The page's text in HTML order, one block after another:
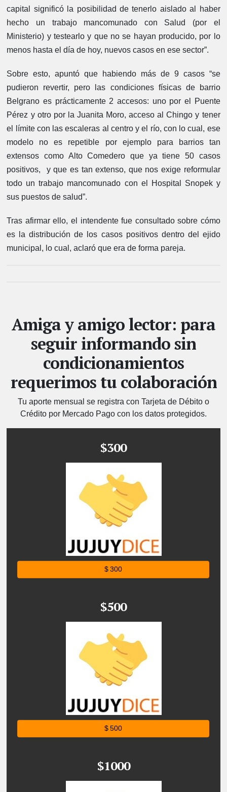
capital significó la posibilidad de tenerlo aislado al haber
hecho un trabajo mancomunado con Salud (por el
Ministerio) y testearlo y que no se hayan producido, por lo
menos hasta el día de hoy, nuevos casos en ese sector”.
Sobre esto, apuntó que habiendo más de 9 casos “se
pudieron revertir, pero las condiciones físicas de barrio
Belgrano es prácticamente 2 accesos: uno por el Puente
Pérez y otro por la Juanita Moro, acceso al Chingo y tener
el límite con las escaleras al centro y el río, con lo cual, ese
modelo no es repetible por ejemplo para barrios tan
extensos como Alto Comedero que ya tiene 50 casos
positivos, y que es tan extenso, que nos exige reformular
todo un trabajo mancomunado con el Hospital Snopek y
sus puestos de salud”.
Tras afirmar ello, el intendente fue consultado sobre cómo
es la distribución de los casos positivos dentro del ejido
municipal, lo cual, aclaró que era de forma pareja.
Amiga y amigo lector: para
seguir informando sin
condicionamientos
requerimos tu colaboración
Tu aporte mensual se registra con Tarjeta de Débito o
Crédito por Mercado Pago con los datos protegidos.
$300
$ 300
$500
$ 500
$1000